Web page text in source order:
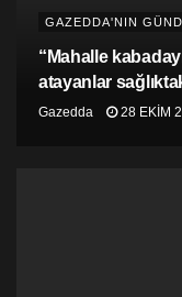
GAZEDDA'NIN
“Mahalle
atayanlar
Gazedda 28 EKIM